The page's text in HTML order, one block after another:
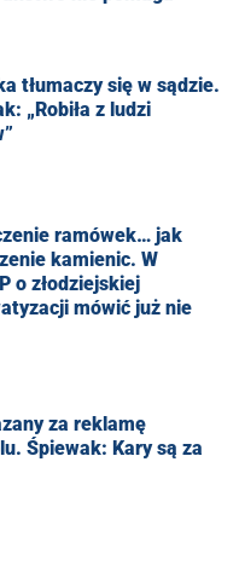
tłumaczy się w sądzie.
„Robiła z ludzi
ramówek… jak
kamienic. W
o złodziejskiej
mówić już nie
za reklamę
Śpiewak: Kary są za